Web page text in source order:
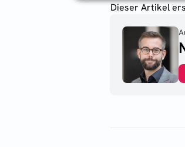
Dieser Artikel